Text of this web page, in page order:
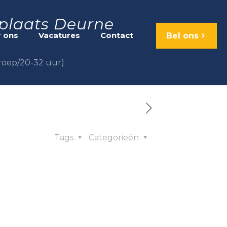
ons Vacatures Contact Bel ons
Deurne
20-32 uur)
Categorieën
Tags